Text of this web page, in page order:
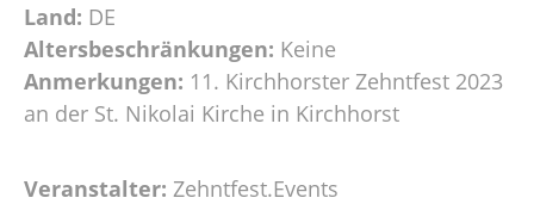
Land: DE
Altersbeschränkungen: Keine
Anmerkungen: 11. Kirchhorster Zehntfest 2023
an der St. Nikolai Kirche in Kirchhorst
Veranstalter: Zehntfest.Events